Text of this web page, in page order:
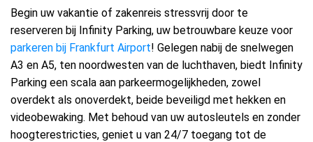
Begin uw vakantie of zakenreis stressvrij door te
reserveren bij Infinity Parking, uw betrouwbare keuze voor
parkeren bij Frankfurt Airport! Gelegen nabij de snelwegen
A3 en A5, ten noordwesten van de luchthaven, biedt Infinity
Parking een scala aan parkeermogelijkheden, zowel
overdekt als onoverdekt, beide beveiligd met hekken en
videobewaking. Met behoud van uw autosleutels en zonder
hoogterestricties, geniet u van 24/7 toegang tot de